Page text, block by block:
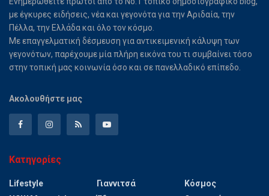
με έγκυρες ειδήσεις, νέα και γεγονότα για την Αριδαία, την
Πέλλα, την Ελλάδα και όλο τον κόσμο.
Με επαγγελματική δέσμευση για αντικειμενική κάλυψη των
γεγονότων, παρέχουμε μία πλήρη εικόνα του τι συμβαίνει τόσο
στην τοπική μας κοινωνία όσο και σε πανελλαδικό επίπεδο.
Ακολουθήστε μας
Κατηγορίες
Lifestyle
Γιαννιτσά
Κόσμος